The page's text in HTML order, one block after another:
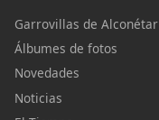
Garrovillas de Alconétar
Álbumes de fotos
Novedades
Noticias